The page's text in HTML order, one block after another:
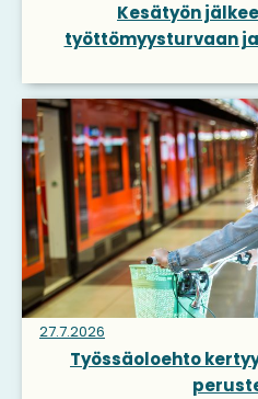
Kesätyön
työttömyysturvaan
27.7.2026
Työssäoloehto